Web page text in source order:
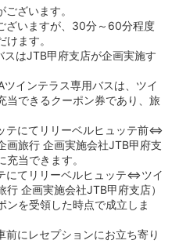
ざいます。
ざいますが、30分～60分程度
ます。
はJTB甲府支店が企画実施す
インテラス専用バスは、ツイ
当できるクーポン券であり、旅
テにてリリーベルヒュッテ前⇔
画旅行 企画実施会社JTB甲府支
当できます。
にてリリーベルヒュッテ⇔ツイ
企画実施会社JTB甲府支店）
ンを受領した時点で成立しま
にレセプションにお立ち寄り